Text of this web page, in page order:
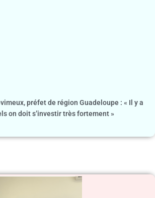
préfet de région Guadeloupe : « Il y a
on doit s’investir très fortement »